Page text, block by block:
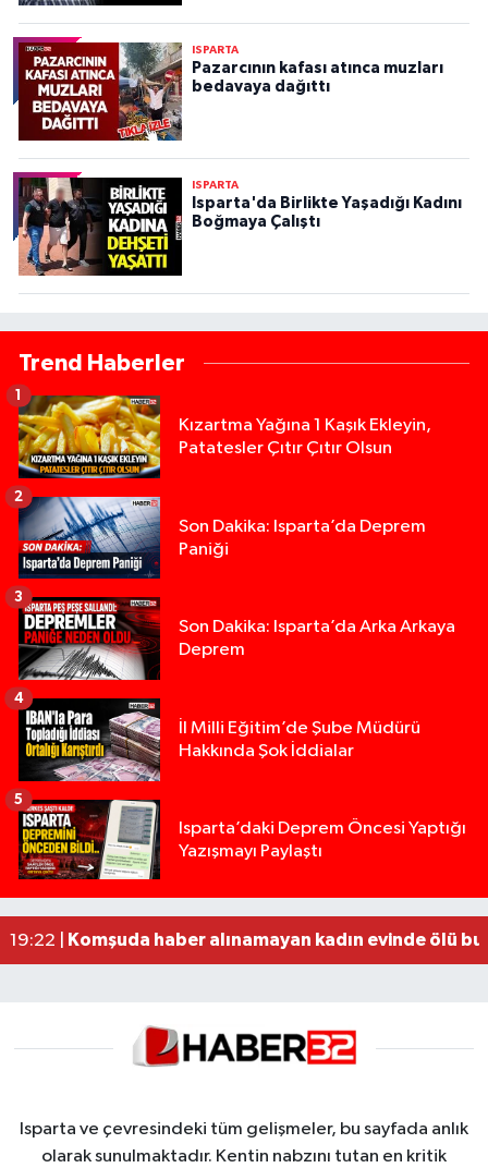
ISPARTA
Pazarcının kafası atınca muzları
bedavaya dağıttı
ISPARTA
Isparta'da Birlikte Yaşadığı Kadını
Boğmaya Çalıştı
Trend Haberler
Kızartma Yağına 1 Kaşık Ekleyin,
Patatesler Çıtır Çıtır Olsun
1
Son Dakika: Isparta’da Deprem
Paniği
2
Son Dakika: Isparta’da Arka Arkaya
Deprem
3
İl Milli Eğitim’de Şube Müdürü
Hakkında Şok İddialar
4
Isparta’daki Deprem Öncesi Yaptığı
Yazışmayı Paylaştı
5
13:00 |Yığılca'da kardeşler arasındaki silahlı kavgada
12:48 |Tur teknesi çalışanlarının birbirine girdiği kavga
02:26 |MOTOSİKLETLE ÇARPIŞAN OTOMOBİL GÜL
19:22 |
Komşuda haber alınamayan kadın evinde ölü
Isparta ve çevresindeki tüm gelişmeler, bu sayfada anlık
olarak sunulmaktadır. Kentin nabzını tutan en kritik